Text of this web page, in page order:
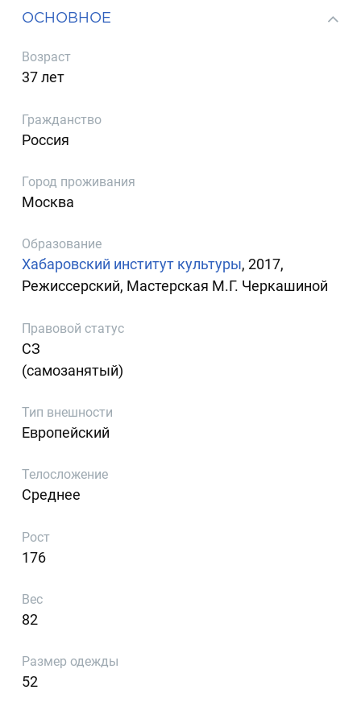
ОСНОВНОЕ
Возраст
37 лет
Гражданство
Россия
Город проживания
Москва
Образование
Хабаровский институт культуры, 2017,
Режиссерский, Мастерская М.Г. Черкашиной
Правовой статус
СЗ
(самозанятый)
Тип внешности
Европейский
Телосложение
Среднее
Рост
176
Вес
82
Размер одежды
52